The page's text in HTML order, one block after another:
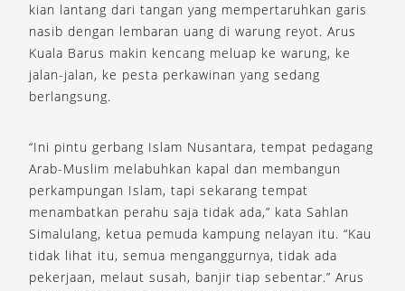
kian lantang dari tangan yang mempertaruhkan garis
nasib dengan lembaran uang di warung reyot. Arus
Kuala Barus makin kencang meluap ke warung, ke
jalan-jalan, ke pesta perkawinan yang sedang
berlangsung.
“Ini pintu gerbang Islam Nusantara, tempat pedagang
Arab-Muslim melabuhkan kapal dan membangun
perkampungan Islam, tapi sekarang tempat
menambatkan perahu saja tidak ada,” kata Sahlan
Simalulang, ketua pemuda kampung nelayan itu. “Kau
tidak lihat itu, semua menganggurnya, tidak ada
pekerjaan, melaut susah, banjir tiap sebentar.” Arus